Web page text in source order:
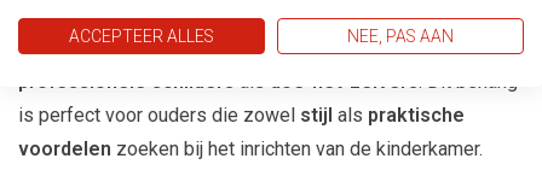
kinderkamer. Dankzij het vliesmateriaal is hetgemakkelijk
aan te brengen, wat het ideaal maakt voor zowel
is perfect voor ouders die zowel stijl als praktische
voordelen zoeken bij het inrichten van de kinderkamer.
ACCEPTEER ALLES NEE, PAS AAN